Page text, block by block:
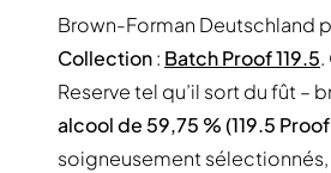
Brown-Forman Deutschland
Collection: Batch Proof 119.5
Reserve tel qu’il sort du fût –
alcool de 59,75 % (119.5
soigneusement